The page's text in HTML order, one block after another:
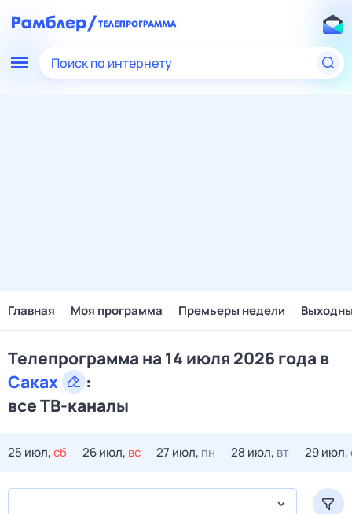
Поиск по интернету
Главная Моя программа Премьеры недели
Телепрограмма на 14 июля 2026 года в
Саках
:
все ТВ-каналы
25 июл,сб 26 июл, вс 27 июл, пн 28 июл, вт 29 июл,